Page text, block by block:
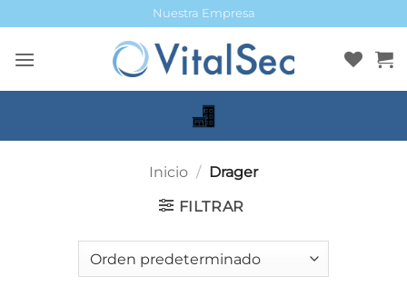
al
contenido
Nuestra Empresa
Inicio / Drager
FILTRAR